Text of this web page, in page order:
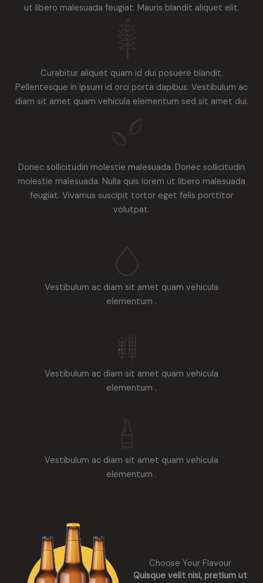
ut libero malesuada feugiat. Mauris blandit aliquet elit.
Curabitur aliquet quam id dui posuere blandit.
Pellentesque in ipsum id orci porta dapibus. Vestibulum ac
diam sit amet quam vehicula elementum sed sit amet dui.
Donec sollicitudin molestie malesuada. Donec sollicitudin
molestie malesuada. Nulla quis lorem ut libero malesuada
feugiat. Vivamus suscipit tortor eget felis porttitor
volutpat.
Vestibulum ac diam sit amet quam vehicula
elementum .
Vestibulum ac diam sit amet quam vehicula
elementum .
Vestibulum ac diam sit amet quam vehicula
elementum .
Choose Your Flavour
Quisque velit nisi, pretium ut